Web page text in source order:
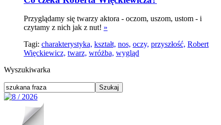
Przyglądamy się twarzy aktora - oczom, uszom, ustom - i
czytamy z nich jak z nut! »
Tagi: charakterystyka, kształt, nos, oczy, przyszłość, Robert
Więckiewicz, twarz, wróżba, wygląd
Wyszukiwarka